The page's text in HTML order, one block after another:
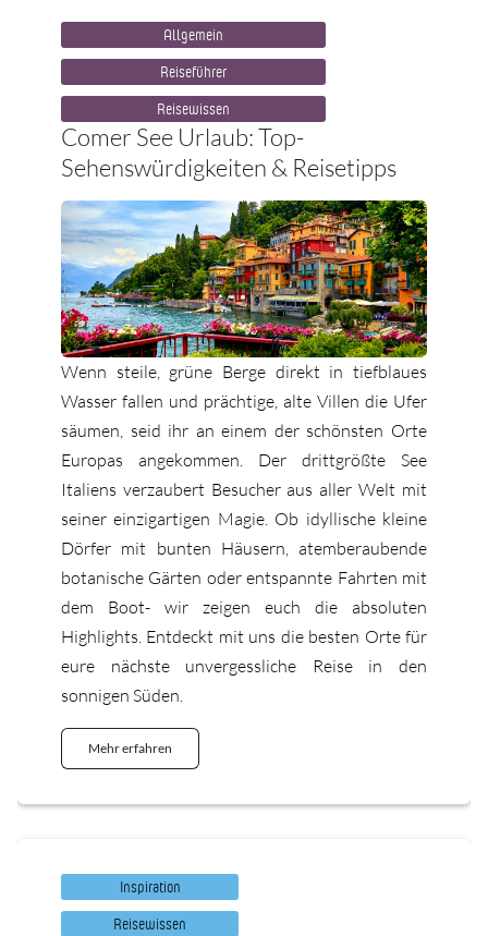
Allgemein
Reiseführer
Reisewissen
Comer See Urlaub: Top-
Sehenswürdigkeiten & Reisetipps
Wenn steile, grüne Berge direkt in tiefblaues
Wasser fallen und prächtige, alte Villen die Ufer
säumen, seid ihr an einem der schönsten Orte
Europas angekommen. Der drittgrößte See
Italiens verzaubert Besucher aus aller Welt mit
seiner einzigartigen Magie. Ob idyllische kleine
Dörfer mit bunten Häusern, atemberaubende
botanische Gärten oder entspannte Fahrten mit
dem Boot- wir zeigen euch die absoluten
Highlights. Entdeckt mit uns die besten Orte für
eure nächste unvergessliche Reise in den
sonnigen Süden.
Mehr erfahren
Inspiration
Reisewissen